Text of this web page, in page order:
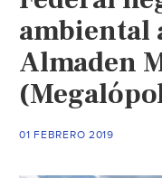
ambiental
Almaden
01 FEBRERO 2019